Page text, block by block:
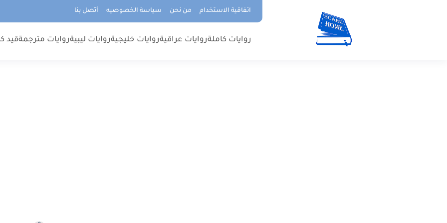
اتفاقية الاستخدام من نحن سياسة الخصوصيه أتصل بنا
روايات كاملةروايات عراقيةروايات خليجيةروايات ليبيةروايات مترجمةقيد